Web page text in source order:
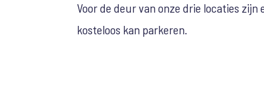
Voor de deur van onze drie locaties
kosteloos kan parkeren.